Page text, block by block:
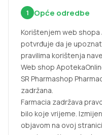
1 Opće odredbe
Korištenjem web
potvrđuje da je upoznat
pravilima korištenja
Web shop
SR Pharmashop
zadržana.
Farmacia zadržava
bilo koje vrijeme.
objavom na ovoj